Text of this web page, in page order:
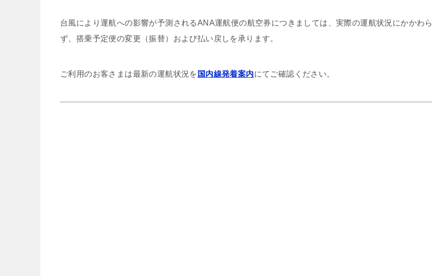
台風により運航への影響が予測されるANA運航便の航空券につきましては、実際の運航状況にかかわら
ず、搭乗予定便の変更（振替）および払い戻しを承ります。
ご利用のお客さまは最新の運航状況を 国内線発着案内にてご確認ください。